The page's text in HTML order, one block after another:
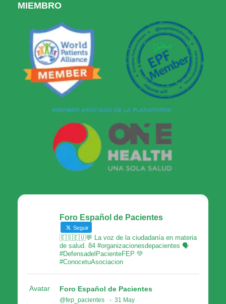
MIEMBRO
Foro Español de Pacientes
Seguir
🇪🇸🇪🇺💬 La voz de la ciudadanía en materia
de salud. 84 #organizacionesdepacientes 🗣
#DefensadelPacienteFEP 💚
#ConocetuAsociacion
Avatar Foro Español de Pacientes
@fep_pacientes · 31 May